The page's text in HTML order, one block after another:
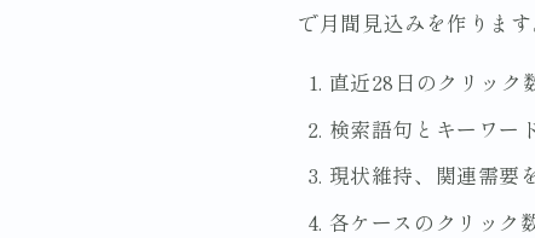
で月間見込みを作ります
直近28日のクリック
検索語句とキーワー
現状維持、関連需要
各ケースのクリック